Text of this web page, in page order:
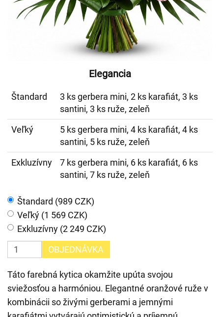
Elegancia
Štandard
3 ks gerbera mini, 2 ks karafiát, 3 ks
santini, 3 ks ruže, zeleň
Veľký
5 ks gerbera mini, 4 ks karafiát, 4 ks
santini, 5 ks ruže, zeleň
Exkluzívny
7 ks gerbera mini, 6 ks karafiát, 6 ks
santini, 7 ks ruže, zeleň
Štandard (989 CZK)
Veľký (1 569 CZK)
Exkluzívny (2 249 CZK)
OBJEDNÁVKA
Táto farebná kytica okamžite upúta svojou
sviežosťou a harmóniou. Elegantné oranžové ruže v
kombinácii so živými gerberami a jemnými